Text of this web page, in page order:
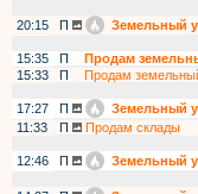
20:15
П
Земельный
15:35
П
Продам
15:33
П
Продам
17:27
П
Земельный
11:33
П Продам склады
12:46
П
Земельный